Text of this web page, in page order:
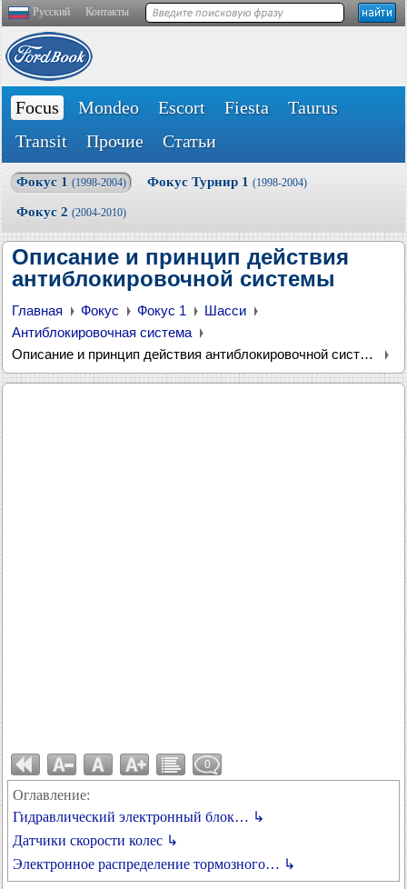
Русский Контакты
Focus Mondeo Escort Fiesta
Taurus
Transit
Прочие Статьи
Фокус 1 (1998-2004) Фокус Турнир 1 (1998-2004)
Фокус 2 (2004-2010)
Описание и принцип действия
антиблокировочной системы
Главная Фокус Фокус 1
Шасси
Антиблокировочная система
Описание и принцип действия антиблокировочной системы
0
Оглавление:
Гидравлический электронный блок… ↳
Датчики скорости колес ↳
Электронное распределение тормозного… ↳